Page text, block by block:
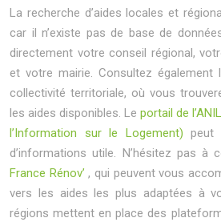
La recherche d’aides locales et
car il n’existe pas de base de
directement votre conseil régional,
et votre mairie. Consultez
collectivité territoriale, où vous
les aides disponibles. Le portail de
l’Information sur le Logement) peut
d’informations utile. N’hésitez pas à
France Rénov’, qui peuvent vous
vers les aides les plus adaptées à
régions mettent en place des